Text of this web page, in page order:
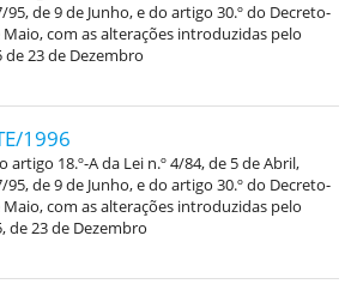
de 9 de Junho, e do artigo 30.º do Decreto-
Maio, com as alterações introduzidas pelo
de 23 de Dezembro
1996
artigo 18.º-A da Lei n.º 4/84, de 5 de Abril,
de 9 de Junho, e do artigo 30.º do Decreto-
Maio, com as alterações introduzidas pelo
de 23 de Dezembro